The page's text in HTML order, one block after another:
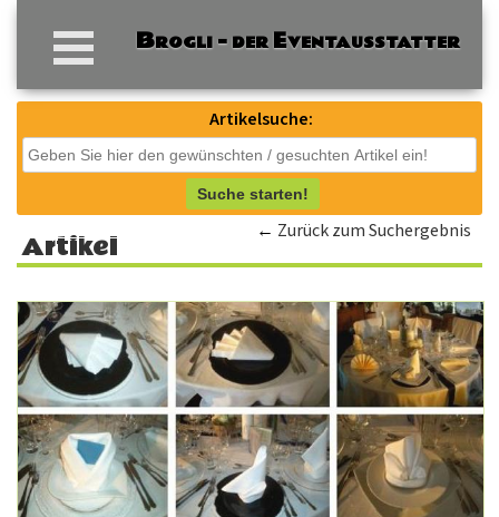
Artikelsuche:
Suche starten!
Artikel ← Zurück zum Suchergebnis